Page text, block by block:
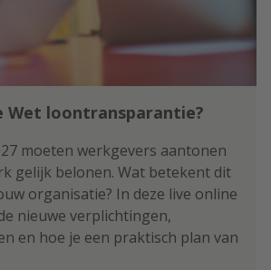
Wet loontransparantie?
moeten werkgevers aantonen
gelijk belonen. Wat betekent dit
organisatie? In deze live online
nieuwe verplichtingen,
en hoe je een praktisch plan van